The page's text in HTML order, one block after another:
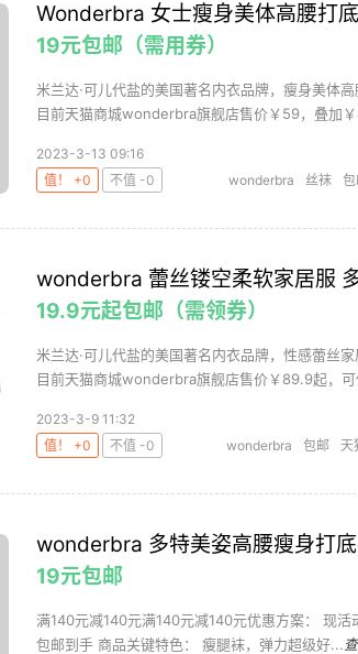
Wonderbra 女士瘦身美体高腰打
19元包邮（需用券）
米兰达·可儿代盐的美国著名内衣品牌，瘦身美体
目前天猫商城wonderbra旗舰店售价￥59，叠加
2023-3-13 09:16
值！ +0
不值 -0 wonderbra 丝袜 包
wonderbra 蕾丝镂空柔软家居服
19.9元起包邮（需领券）
米兰达·可儿代盐的美国著名内衣品牌，性感蕾丝
目前天猫商城wonderbra旗舰店售价￥89.9起，可
2023-3-9 11:32
值！ +0
不值 -0 wonderbra 包邮 天
wonderbra 多特美姿高腰瘦身打
19元包邮
满140元减140元满140元减140元优惠方案： 现
包邮到手 商品关键特色： 瘦腿袜，弹力超级好...